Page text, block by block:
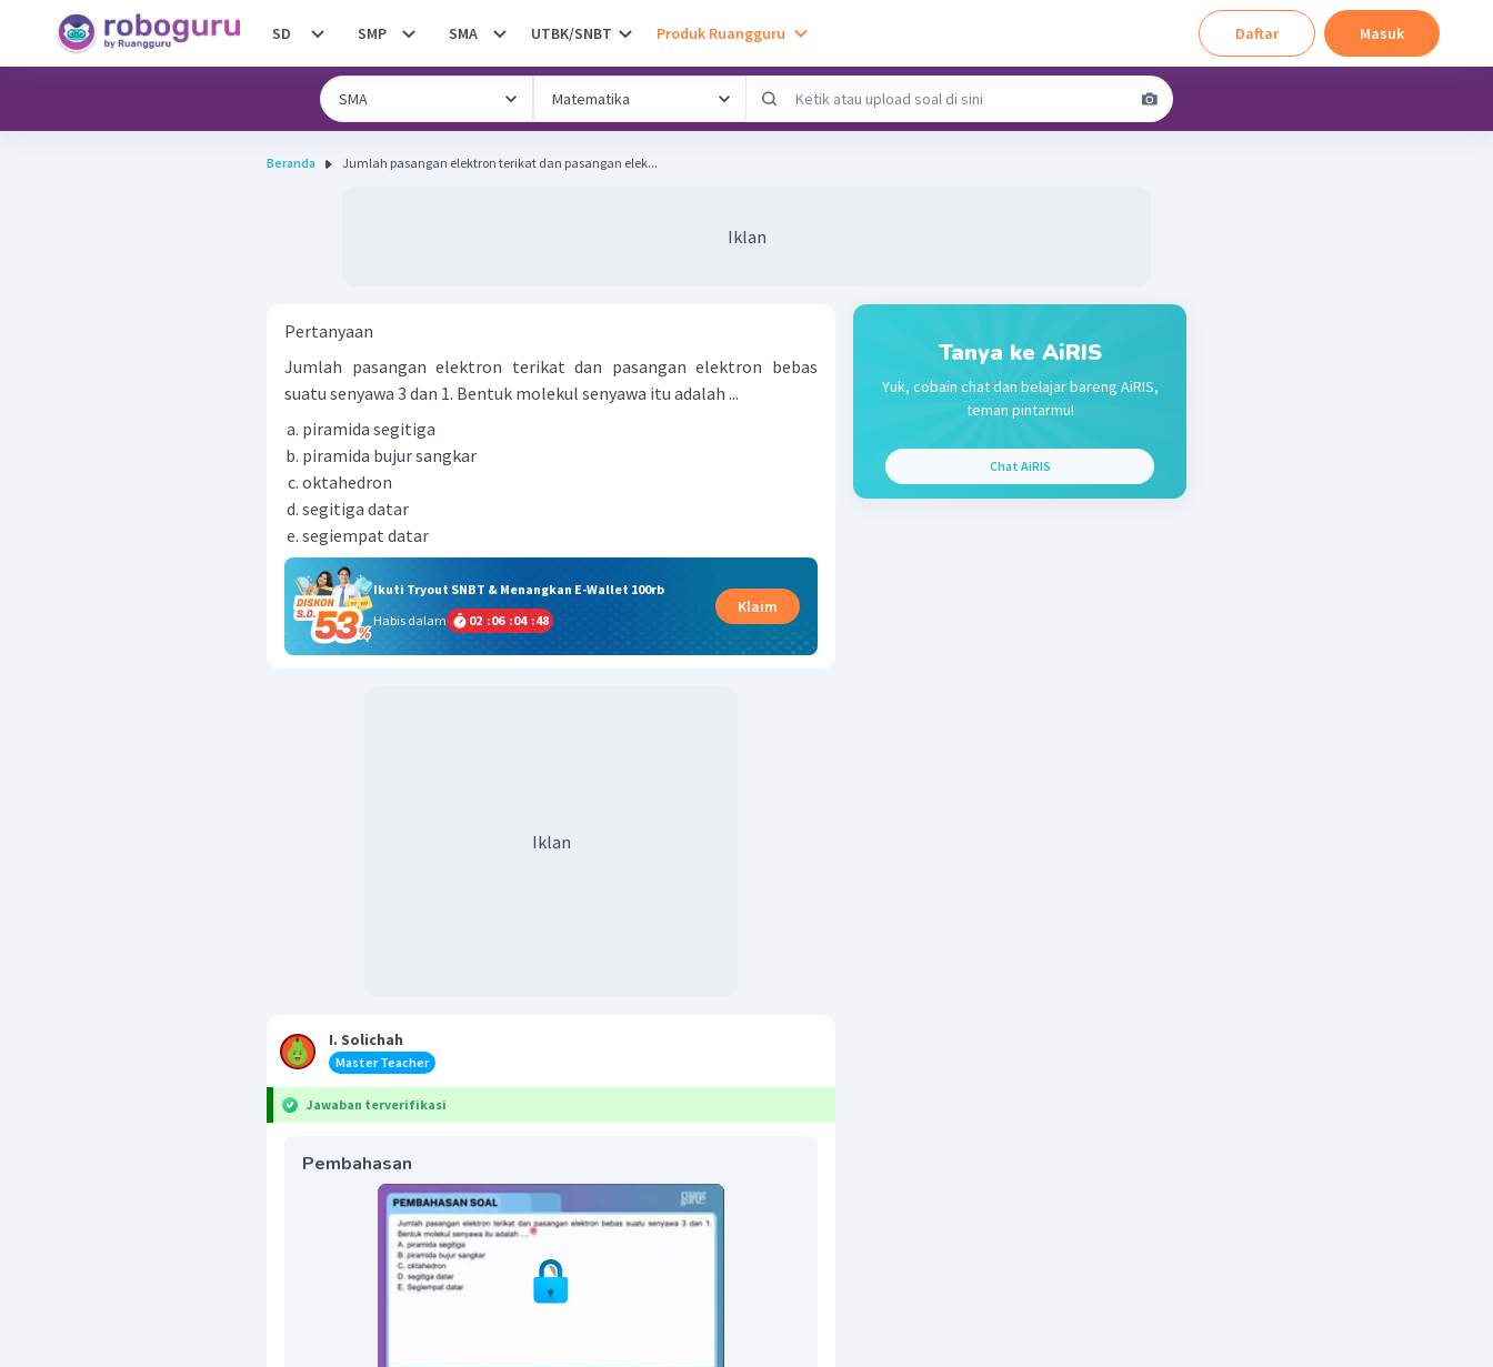
SD SMP SMA UTBK/SNBT Produk Ruangguru Daftar Masuk
Beranda Jumlah pasangan elektron terikat dan pasangan elek...
Iklan
Pertanyaan
Jumlah pasangan elektron terikat dan pasangan elektron bebas
suatu senyawa 3 dan 1. Bentuk molekul senyawa itu adalah ...
piramida segitiga
piramida bujur sangkar
oktahedron
segitiga datar
segiempat datar
Ikuti Tryout SNBT & Menangkan E-Wallet 100rb
Habis dalam
02 :06 :04 :48
Klaim
Iklan
I. Solichah
Master Teacher
Jawaban terverifikasi
Pembahasan
Tanya ke AiRIS
Yuk, cobain chat dan belajar bareng AiRIS,
teman pintarmu!
Chat AiRIS